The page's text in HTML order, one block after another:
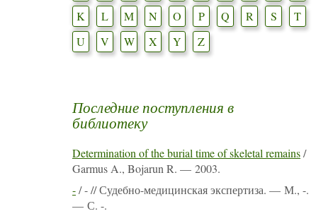
K
L M N O P Q R S
T
U
V W X Y Z
Последние поступления в
библиотеку
Determination of the burial time of skeletal remains/
Garmus A., Bojarun R. — 2003.
-/ - // Судебно-медицинская экспертиза. — М., -.
— С. -.